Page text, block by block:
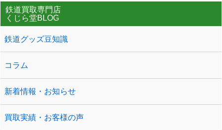
鉄道買取専門店
くじら堂BLOG
鉄道グッズ豆知識
コラム
新着情報・お知らせ
買取実績・お客様の声